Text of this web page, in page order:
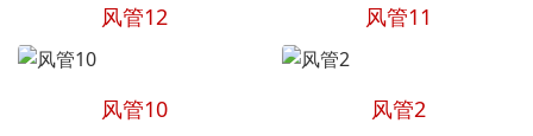
风管12 风管11
风管10 风管2